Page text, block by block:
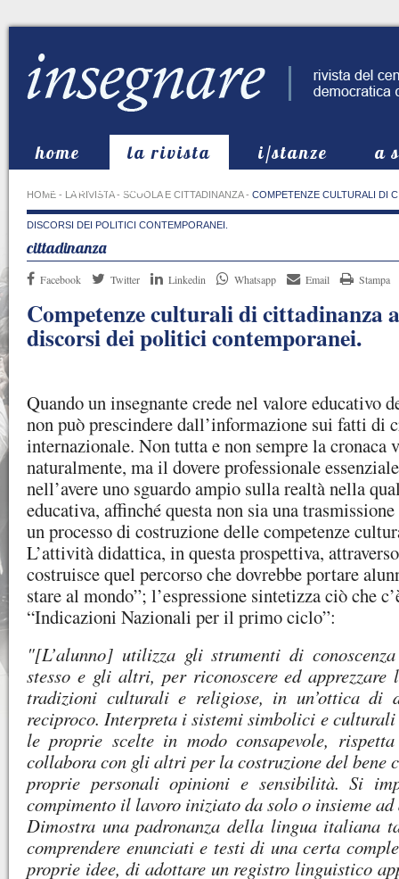
home la rivista i/stanze
a
in evidenza
HOME - LA RIVISTA- SCUOLA E CITTADINANZA- COMPETENZE CULTURALI DI
DISCORSI DEI POLITICI CONTEMPORANEI.
cittadinanza
Facebook Twitter Linkedin Whatsapp Email Stampa
Competenze culturali di cittadinanza
discorsi dei politici contemporanei.
Quando un insegnante crede nel valore educativo
non può prescindere dall’informazione sui fatti di
internazionale. Non tutta e non sempre la cronaca
naturalmente, ma il dovere professionale
nell’avere uno sguardo ampio sulla realtà nella
educativa, affinché questa non sia una
un processo di costruzione delle competenze
L’attività didattica, in questa prospettiva,
costruisce quel percorso che dovrebbe portare
stare al mondo”; l’espressione sintetizza ciò che
“Indicazioni Nazionali per il primo ciclo”:
"[L’alunno] utilizza gli strumenti di
stesso e gli altri, per riconoscere ed
tradizioni culturali e religiose, in un’ottica di
reciproco. Interpreta i sistemi simbolici e
le proprie scelte in modo consapevole,
collabora con gli altri per la costruzione del bene
proprie personali opinioni e sensibilità. Si
compimento il lavoro iniziato da solo o insieme
Dimostra una padronanza della lingua italiana
comprendere enunciati e testi di una certa
proprie idee, di adottare un registro linguistico